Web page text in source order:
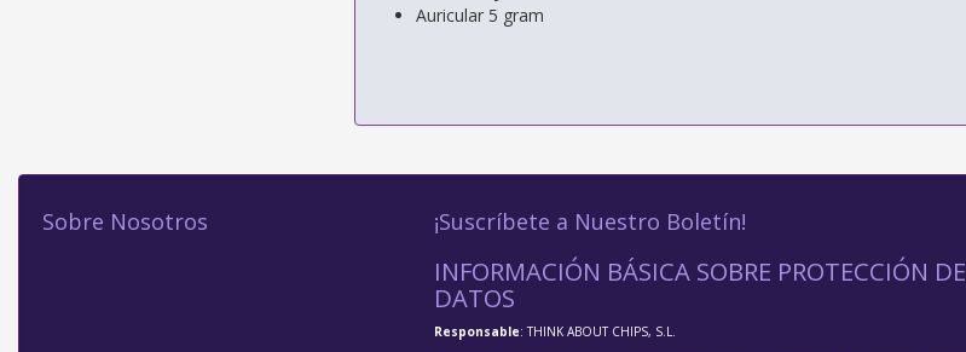
Auricular 5 gram
Sobre Nosotros ¡Suscríbete a Nuestro Boletín!
INFORMACIÓN BÁSICA SOBRE PROTECCIÓN DE
DATOS
Responsable: THINK ABOUT CHIPS, S.L.